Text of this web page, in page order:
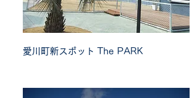
愛川町新スポット The PARK